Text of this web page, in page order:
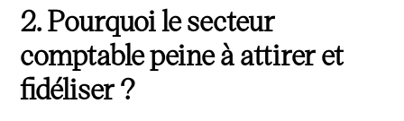
2. Pourquoi le secteur
comptable peine à attirer et
fidéliser ?